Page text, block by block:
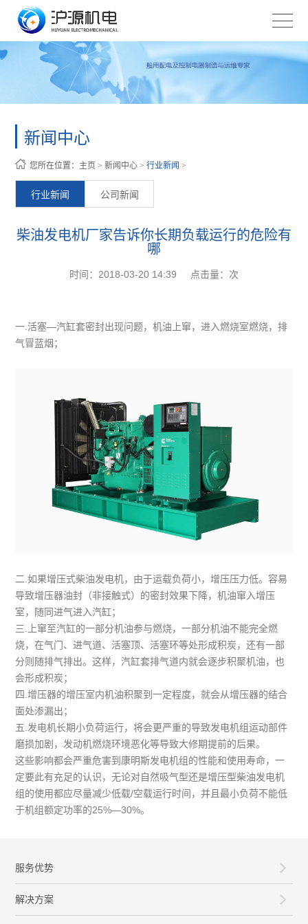
新闻中心
您所在位置： 主页 >新闻中心 >行业新闻 >
行业新闻 公司新闻
柴油发电机厂家告诉你长期负载运行的危险有
哪
时间：2018-03-20 14:39 点击量： 次
一.活塞—汽缸套密封出现问题，机油上窜，进入燃烧室燃烧，排
气冒蓝烟；
二.如果增压式柴油发电机，由于运载负荷小，增压压力低。容易
导致增压器油封（非接触式）的密封效果下降，机油窜入增压
室，随同进气进入汽缸；
三.上窜至汽缸的一部分机油参与燃烧，一部分机油不能完全燃
烧，在气门、进气道、活塞顶、活塞环等处形成积炭，还有一部
分则随排气排出。这样，汽缸套排气道内就会逐步积聚机油，也
会形成积炭；
四.增压器的增压室内机油积聚到一定程度，就会从增压器的结合
面处渗漏出；
五.发电机长期小负荷运行，将会更严重的导致发电机组运动部件
磨损加剧，发动机燃烧环境恶化等导致大修期提前的后果。
这些影响都会严重危害到康明斯发电机组的性能和使用寿命，一
定要此有充足的认识，无论对自然吸气型还是增压型柴油发电机
组的使用都应尽量减少低载/空载运行时间，并且最小负荷不能低
于机组额定功率的25%—30%。
服务优势
解决方案